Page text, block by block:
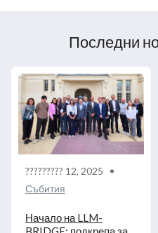
Последни
????????? 12, 2025
Събития
Начало на LLM-